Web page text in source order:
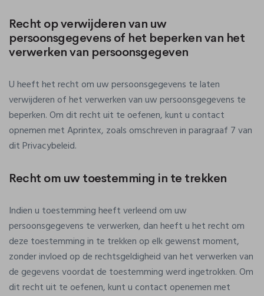
Recht op verwijderen van uw
persoonsgegevens of het beperken van het
verwerken van persoonsgegeven
U heeft het recht om uw persoonsgegevens te laten
verwijderen of het verwerken van uw persoonsgegevens te
beperken. Om dit recht uit te oefenen, kunt u contact
opnemen met Aprintex, zoals omschreven in paragraaf 7 van
dit Privacybeleid.
Recht om uw toestemming in te trekken
Indien u toestemming heeft verleend om uw
persoonsgegevens te verwerken, dan heeft u het recht om
deze toestemming in te trekken op elk gewenst moment,
zonder invloed op de rechtsgeldigheid van het verwerken van
de gegevens voordat de toestemming werd ingetrokken. Om
dit recht uit te oefenen, kunt u contact openemen met